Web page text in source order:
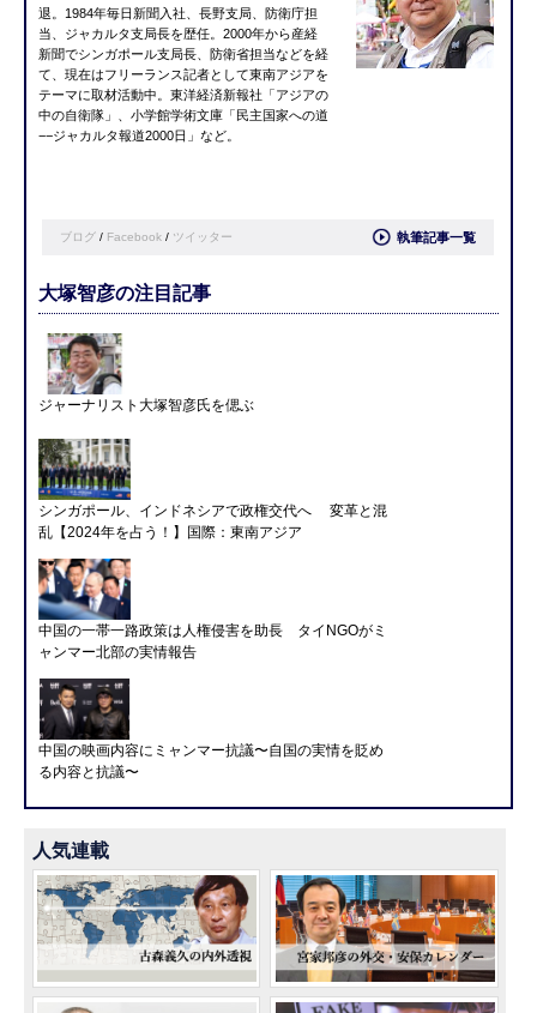
退。1984年毎日新聞入社、長野支局、防衛庁担
当、ジャカルタ支局長を歴任。2000年から産経
新聞でシンガポール支局長、防衛省担当などを経
て、現在はフリーランス記者として東南アジアを
テーマに取材活動中。東洋経済新報社「アジアの
中の自衛隊」、小学館学術文庫「民主国家への道
−−ジャカルタ報道2000日」など。
ブログ / Facebook / ツイッター 執筆記事一覧
大塚智彦の注目記事
ジャーナリスト大塚智彦氏を偲ぶ
シンガポール、インドネシアで政権交代へ 変革と混
乱【2024年を占う！】国際：東南アジア
中国の一帯一路政策は人権侵害を助長 タイNGOがミ
ャンマー北部の実情報告
中国の映画内容にミャンマー抗議〜自国の実情を貶め
る内容と抗議〜
人気連載